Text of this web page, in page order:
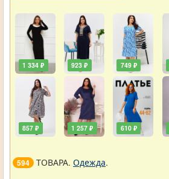
1 334 ₽
857 ₽
923 ₽
1 257 ₽
749 ₽
610 ₽
594 ТОВАРА. Одежда.